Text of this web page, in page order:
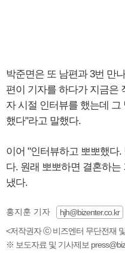
박준면은 또 남편과 3번 만
편이 기자를 하다가 지금은
자 시절 인터뷰를 했는데
했다"라고 말했다.
이어 "인터뷰하고 뽀뽀했다
다. 원래 뽀뽀하면 결혼하
냈다.
홍지훈 기자
hjh@bizenter.co.kr
<저작권자 ⓒ 비즈엔터 무단전재
※ 보도자료 및 기사제보